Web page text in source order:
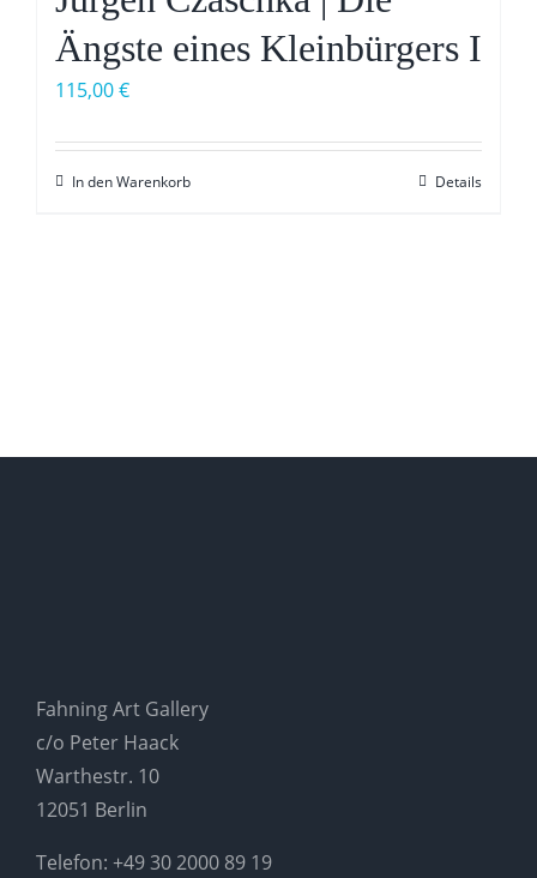
Ängste eines Kleinbürgers I
115,00€
In den Warenkorb Details
Fahning Art Gallery
c/o Peter Haack
Warthestr. 10
12051 Berlin
Telefon: +49 30 2000 89 19